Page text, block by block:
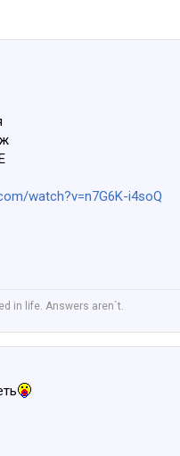
watch?v=n7G6K-i4soQ
in life. Answers aren`t.